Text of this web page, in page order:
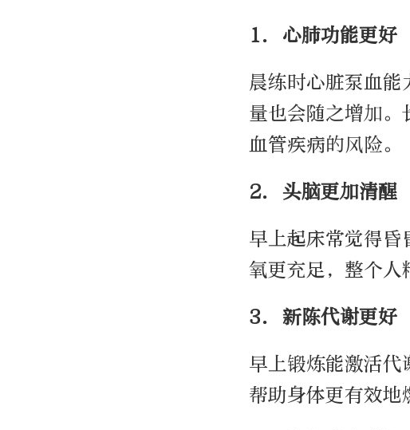
1. 心肺功能更好
晨练时心脏泵血
量也会随之增加。
血管疾病的风险。
2. 头脑更加清醒
早上起床常觉得
氧更充足，整个人
3. 新陈代谢更好
早上锻炼能激活代
帮助身体更有效地